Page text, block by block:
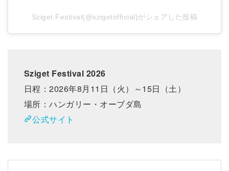
Sziget Festival(@szigetofficial)がシェアした投稿
Sziget Festival 2026
日程：2026年8月11日（火）～15日（土）
場所：ハンガリー・オーブダ島
公式サイト